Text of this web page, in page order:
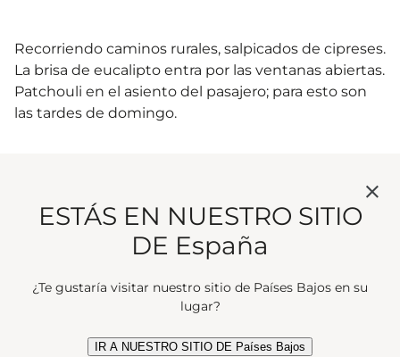
Recorriendo caminos rurales, salpicados de cipreses.
La brisa de eucalipto entra por las ventanas abiertas.
Patchouli en el asiento del pasajero; para esto son
las tardes de domingo.
ESTÁS EN NUESTRO SITIO
DE España
¿Te gustaría visitar nuestro sitio de Países Bajos en su
lugar?
IR A NUESTRO SITIO DE Países Bajos